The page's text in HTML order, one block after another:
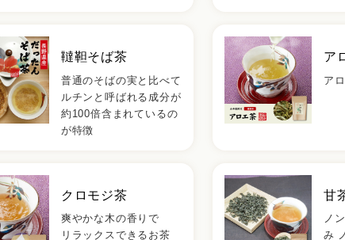
韃靼そば茶
普通のそばの実と比べて
ルチンと呼ばれる成分が
約100倍含まれているの
が特徴
ア
ア
クロモジ茶
爽やかな木の香りで
リラックスできるお茶
甘
ノ
み